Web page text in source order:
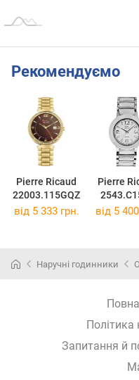
Рекомендуємо
Pierre Ricaud
22003.115GQZ
Pierre
від 5 333 грн. від 5
Наручні годинники
Політика
Запитання й